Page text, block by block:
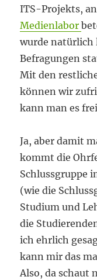
ITS-Projekts,
Medienlabor
wurde natürlich
Befragungen
Mit den
können wir
kann man es
Ja, aber damit
kommt die
Schlussgruppe
(wie die
Studium und
die
ich ehrlich
kann mir das
Also, da schaut